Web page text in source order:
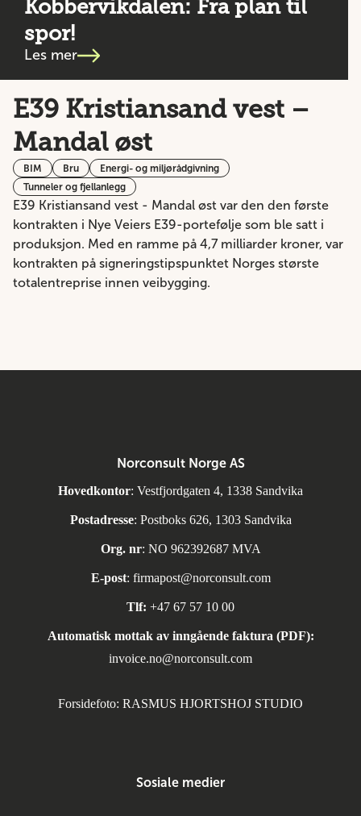
Kobbervikdalen: Fra plan til
spor!
Les mer
E39 Kristiansand vest –
Mandal øst
BIM Bru
Energi- og miljørådgivning
Tunneler og fjellanlegg
E39 Kristiansand vest - Mandal øst var den den første
kontrakten i Nye Veiers E39-portefølje som ble satt i
produksjon. Med en ramme på 4,7 milliarder kroner, var
kontrakten på signeringstipspunktet Norges største
totalentreprise innen veibygging.
Sosiale medier
Norconsult Norge AS
Hovedkontor: Vestfjordgaten 4, 1338 Sandvika
Postadresse: Postboks 626, 1303 Sandvika
Org. nr: NO 962392687 MVA
E-post: firmapost@norconsult.com
Tlf: +47 67 57 10 00
Automatisk mottak av inngående faktura (PDF):
invoice.no@norconsult.com
Forsidefoto: RASMUS HJORTSHOJ STUDIO